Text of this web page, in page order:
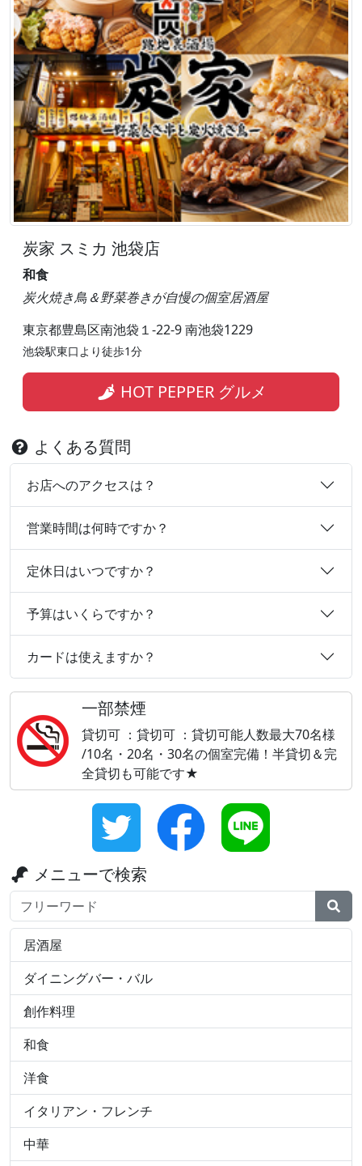
炭家 スミカ 池袋店
和食
炭火焼き鳥＆野菜巻きが自慢の個室居酒屋
東京都豊島区南池袋１-22-9 南池袋1229
池袋駅東口より徒歩1分
HOT PEPPER グルメ
よくある質問
お店へのアクセスは？
営業時間は何時ですか？
定休日はいつですか？
予算はいくらですか？
カードは使えますか？
一部禁煙
貸切可 ：貸切可 ：貸切可能人数最大70名様
/10名・20名・30名の個室完備！半貸切＆完
全貸切も可能です★
メニューで検索
検索ワード
居酒屋
ダイニングバー・バル
創作料理
和食
洋食
イタリアン・フレンチ
中華